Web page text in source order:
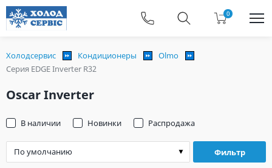
0
Холодсервис Кондиционеры
Olmo
Серия EDGE Inverter R32
Oscar Inverter
Фильтр
В наличии Новинки Распродажа